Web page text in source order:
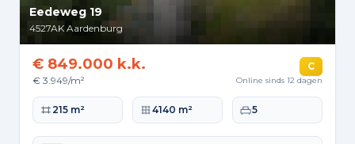
Eedeweg 19
4527AK Aardenburg
€ 849.000 k.k.
€ 3.949/m²
C
Online sinds 12 dagen
Woonoppervlakte
215 m² Perceeloppervlakte
4140 m² Slaapkamers
5